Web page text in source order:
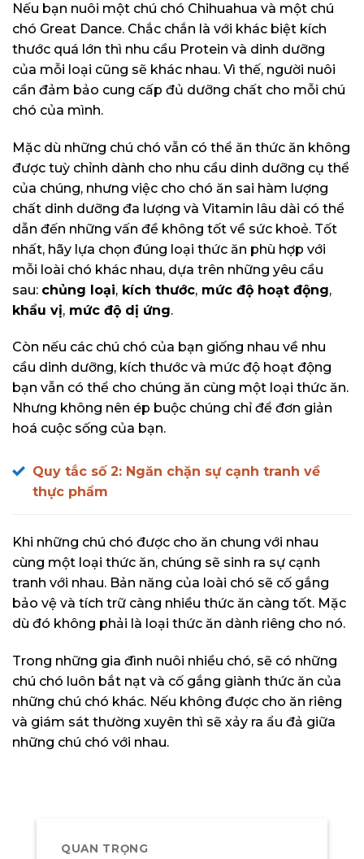
Nếu bạn nuôi một chú chó Chihuahua và một chú
chó Great Dance. Chắc chắn là với khác biệt kích
thước quá lớn thì nhu cầu Protein và dinh dưỡng
của mỗi loại cũng sẽ khác nhau. Vì thế, người nuôi
cần đảm bảo cung cấp đủ dưỡng chất cho mỗi chú
chó của mình.
Mặc dù những chú chó vẫn có thể ăn thức ăn không
được tuỳ chỉnh dành cho nhu cầu dinh dưỡng cụ thể
của chúng, nhưng việc cho chó ăn sai hàm lượng
chất dinh dưỡng đa lượng và Vitamin lâu dài có thể
dẫn đến những vấn đề không tốt về sức khoẻ. Tốt
nhất, hãy lựa chọn đúng loại thức ăn phù hợp với
mỗi loài chó khác nhau, dựa trên những yêu cầu
sau: chủng loại, kích thước, mức độ hoạt động,
khẩu vị, mức độ dị ứng.
Còn nếu các chú chó của bạn giống nhau về nhu
cầu dinh dưỡng, kích thước và mức độ hoạt động
bạn vẫn có thể cho chúng ăn cùng một loại thức ăn.
Nhưng không nên ép buộc chúng chỉ để đơn giản
hoá cuộc sống của bạn.
Quy tắc số 2: Ngăn chặn sự cạnh tranh về
thực phẩm
Khi những chú chó được cho ăn chung với nhau
cùng một loại thức ăn, chúng sẽ sinh ra sự cạnh
tranh với nhau. Bản năng của loài chó sẽ cố gắng
bảo vệ và tích trữ càng nhiều thức ăn càng tốt. Mặc
dù đó không phải là loại thức ăn dành riêng cho nó.
Trong những gia đình nuôi nhiều chó, sẽ có những
chú chó luôn bắt nạt và cố gắng giành thức ăn của
những chú chó khác. Nếu không được cho ăn riêng
và giám sát thường xuyên thì sẽ xảy ra ẩu đả giữa
những chú chó với nhau.
QUAN TRỌNG